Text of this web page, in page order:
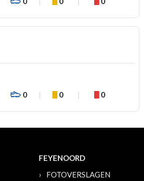
0 0 0
FEYENOORD
FOTOVERSLAGEN